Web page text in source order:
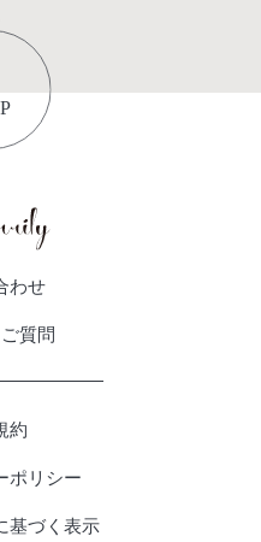
わせ
質問
約
ポリシー
基づく表示